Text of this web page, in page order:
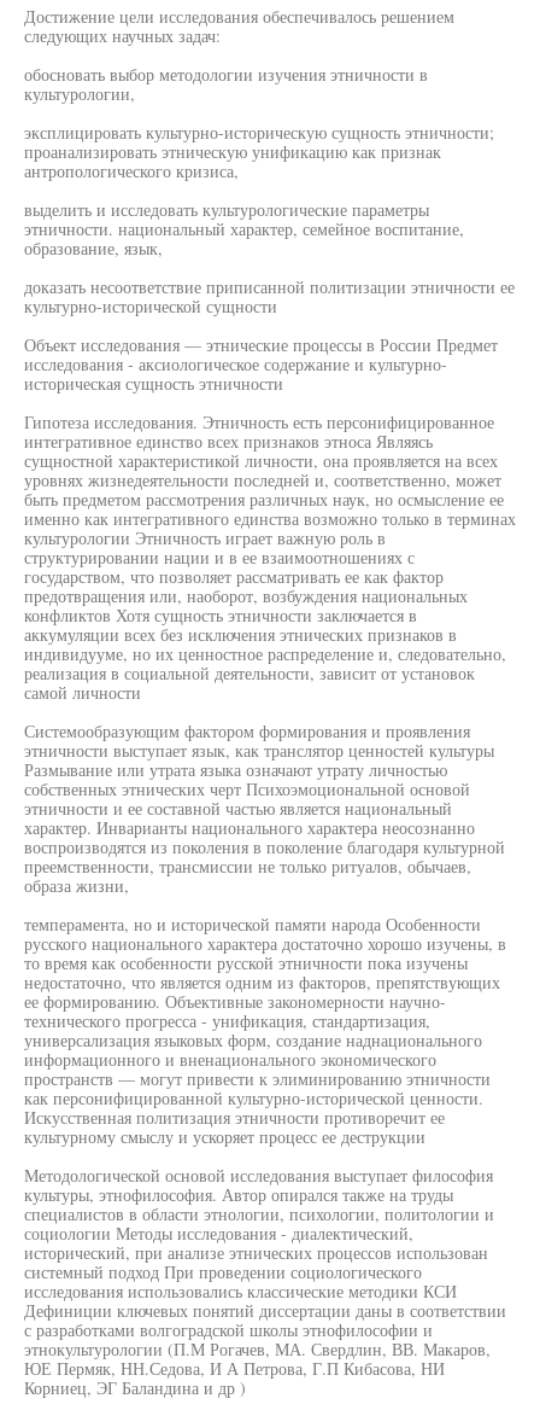
Достижение цели исследования обеспечивалось решением
следующих научных задач:
обосновать выбор методологии изучения этничности в
культурологии,
эксплицировать культурно-историческую сущность этничности;
проанализировать этническую унификацию как признак
антропологического кризиса,
выделить и исследовать культурологические параметры
этничности. национальный характер, семейное воспитание,
образование, язык,
доказать несоответствие приписанной политизации этничности ее
культурно-исторической сущности
Объект исследования — этнические процессы в России Предмет
исследования - аксиологическое содержание и культурно-
историческая сущность этничности
Гипотеза исследования. Этничность есть персонифицированное
интегративное единство всех признаков этноса Являясь
сущностной характеристикой личности, она проявляется на всех
уровнях жизнедеятельности последней и, соответственно, может
быть предметом рассмотрения различных наук, но осмысление ее
именно как интегративного единства возможно только в терминах
культурологии Этничность играет важную роль в
структурировании нации и в ее взаимоотношениях с
государством, что позволяет рассматривать ее как фактор
предотвращения или, наоборот, возбуждения национальных
конфликтов Хотя сущность этничности заключается в
аккумуляции всех без исключения этнических признаков в
индивидууме, но их ценностное распределение и, следовательно,
реализация в социальной деятельности, зависит от установок
самой личности
Системообразующим фактором формирования и проявления
этничности выступает язык, как транслятор ценностей культуры
Размывание или утрата языка означают утрату личностью
собственных этнических черт Психоэмоциональной основой
этничности и ее составной частью является национальный
характер. Инварианты национального характера неосознанно
воспроизводятся из поколения в поколение благодаря культурной
преемственности, трансмиссии не только ритуалов, обычаев,
образа жизни,
темперамента, но и исторической памяти народа Особенности
русского национального характера достаточно хорошо изучены, в
то время как особенности русской этничности пока изучены
недостаточно, что является одним из факторов, препятствующих
ее формированию. Объективные закономерности научно-
технического прогресса - унификация, стандартизация,
универсализация языковых форм, создание наднационального
информационного и вненационального экономического
пространств — могут привести к элиминированию этничности
как персонифицированной культурно-исторической ценности.
Искусственная политизация этничности противоречит ее
культурному смыслу и ускоряет процесс ее деструкции
Методологической основой исследования выступает философия
культуры, этнофилософия. Автор опирался также на труды
специалистов в области этнологии, психологии, политологии и
социологии Методы исследования - диалектический,
исторический, при анализе этнических процессов использован
системный подход При проведении социологического
исследования использовались классические методики КСИ
Дефиниции ключевых понятий диссертации даны в соответствии
с разработками волгоградской школы этнофилософии и
этнокультурологии (П.М Рогачев, МА. Свердлин, ВВ. Макаров,
ЮЕ Пермяк, НН.Седова, И А Петрова, Г.П Кибасова, НИ
Корниец, ЭГ Баландина и др )